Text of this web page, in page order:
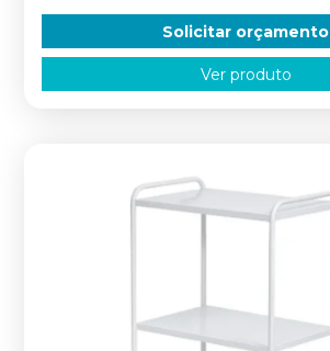
Solicitar orçamento
Ver produto